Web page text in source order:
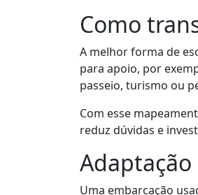
Como
A melhor forma de
para apoio, por
passeio, turismo ou
Com esse
reduz dúvidas e
Uma embarcação